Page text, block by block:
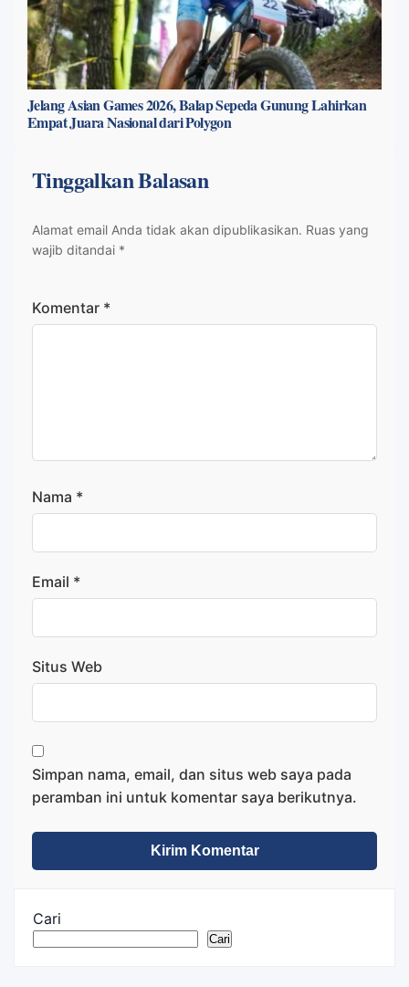
Jelang Asian Games 2026, Balap Sepeda Gunung Lahirkan
Empat Juara Nasional dari Polygon
Tinggalkan Balasan
Alamat email Anda tidak akan dipublikasikan. Ruas yang
wajib ditandai *
Komentar *
Nama *
Email *
Situs Web
Simpan nama, email, dan situs web saya pada
peramban ini untuk komentar saya berikutnya.
Cari
Cari